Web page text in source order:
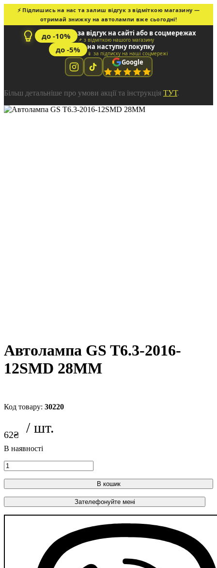
⚡ Підпишись на нас та залиш відгук з відміткою магазину —
отримай знижку на автолампи вже сьогодні!
до -10% за відгук на сайті або в соцмережах
📌 з відміткою нашого магазину
до -5% на наступну покупку
📱 за підписку на наші соцмережі
Google
Більш детальніше про умови акції та інструкція ТУТ.
Автолампа GS T6.3-2016-
12SMD 28MM
30220
62₴
В кошик
Зателефонуйте мені